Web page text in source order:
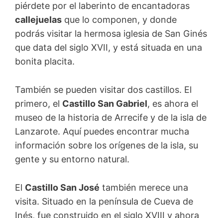
piérdete por el laberinto de encantadoras
callejuelas que lo componen, y donde
podrás visitar la hermosa iglesia de San Ginés
que data del siglo XVII, y está situada en una
bonita placita.
También se pueden visitar dos castillos. El
primero, el Castillo San Gabriel, es ahora el
museo de la historia de Arrecife y de la isla de
Lanzarote. Aquí puedes encontrar mucha
información sobre los orígenes de la isla, su
gente y su entorno natural.
El Castillo San José también merece una
visita. Situado en la península de Cueva de
Inés, fue construido en el siglo XVIII y ahora